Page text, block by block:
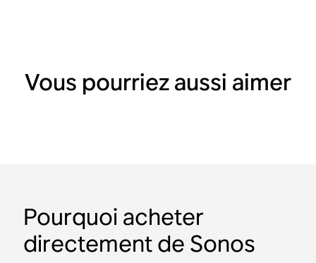
Vous pourriez aussi aimer
Support mural pour
Support mural pour
Montage mural du Sonos
Crochet mural pour
Support pour Sonos Era
Support pour Sonos Era
Pourquoi acheter
directement de Sonos